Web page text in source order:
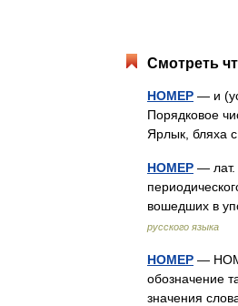
Смотреть
НОМЕР — и
Порядковое
Ярлык, бляха
НОМЕР — лат.
вошедших в
русского языка
НОМЕР —
обозначение
значения